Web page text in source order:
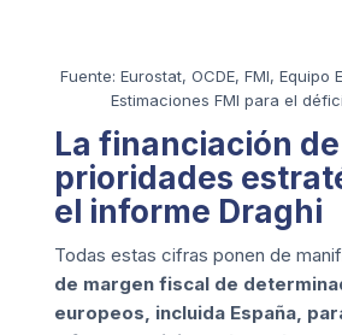
Fuente: Eurostat, OCDE, FMI, Equipo
Estimaciones FMI para el
La financiación
prioridades
el informe Draghi
Todas estas cifras ponen de
de margen fiscal de
europeos, incluida España,